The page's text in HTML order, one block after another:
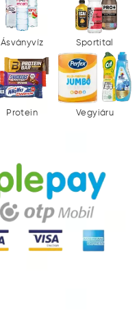
Ásványvíz Sportital
Protein Vegyiáru